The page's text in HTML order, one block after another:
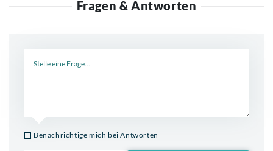
Fragen & Antworten
Benachrichtige mich bei Antworten